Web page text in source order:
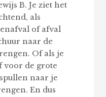
B. Je ziet het
als
of afval
naar de
Of als je
voor de grote
naar je
En dus